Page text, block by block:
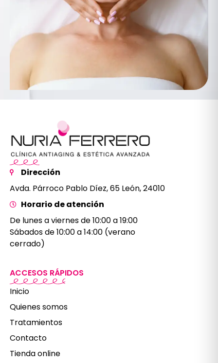
Dirección
Avda. Párroco Pablo Díez, 65 León, 24010
Horario de atención
De lunes a viernes de 10:00 a 19:00
Sábados de 10:00 a 14:00 (verano
cerrado)
ACCESOS RÁPIDOS
Inicio
Quienes somos
Tratamientos
Contacto
Tienda online